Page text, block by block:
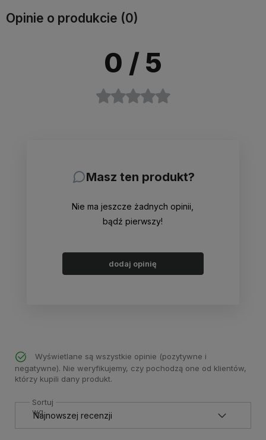
Opinie o produkcie (0)
0 / 5
Masz ten produkt?
Nie ma jeszcze żadnych opinii,
bądź pierwszy!
dodaj opinię
Wyświetlane są wszystkie opinie (pozytywne i
negatywne). Nie weryfikujemy, czy pochodzą one od klientów,
którzy kupili dany produkt.
Sortuj
wg